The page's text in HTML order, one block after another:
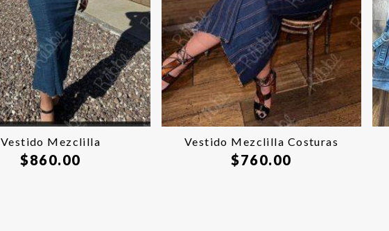
Vestido Mezclilla
$860.00
Vestido Mezclilla Costuras
$760.00